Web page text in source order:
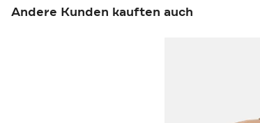
Andere Kunden kauften auch